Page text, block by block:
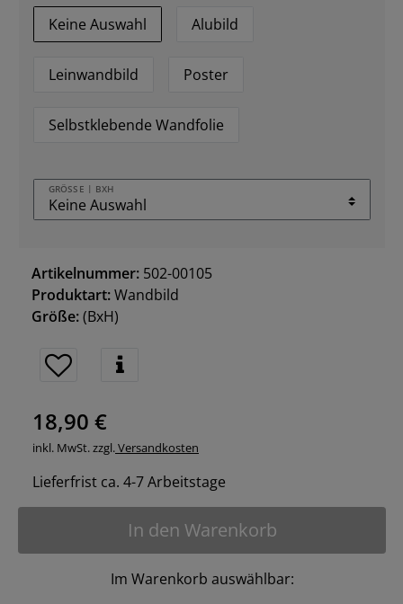
Keine Auswahl
Alubild
Leinwandbild Poster
Selbstklebende Wandfolie
GRÖSSE | BXH
Artikelnummer: 502-00105
Produktart:Wandbild
Größe:(BxH)
18,90 €
inkl. MwSt. zzgl.Versandkosten
Lieferfrist ca. 4-7 Arbeitstage
In den Warenkorb
Im Warenkorb auswählbar: